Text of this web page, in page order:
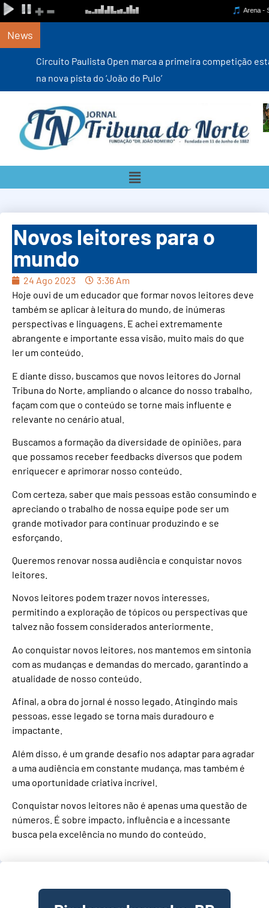
News
Circuito Paulista Open marca a primeira competição estadual
na nova pista do ‘João do Pulo’
Novos leitores para o
mundo
24 Ago 2023
3:36 Am
Hoje ouvi de um educador que formar novos leitores deve
também se aplicar à leitura do mundo, de inúmeras
perspectivas e linguagens. E achei extremamente
abrangente e importante essa visão, muito mais do que
ler um conteúdo.
E diante disso, buscamos que novos leitores do Jornal
Tribuna do Norte, ampliando o alcance do nosso trabalho,
façam com que o conteúdo se torne mais influente e
relevante no cenário atual.
Buscamos a formação da diversidade de opiniões, para
que possamos receber feedbacks diversos que podem
enriquecer e aprimorar nosso conteúdo.
Com certeza, saber que mais pessoas estão consumindo e
apreciando o trabalho de nossa equipe pode ser um
grande motivador para continuar produzindo e se
esforçando.
Queremos renovar nossa audiência e conquistar novos
leitores.
Novos leitores podem trazer novos interesses,
permitindo a exploração de tópicos ou perspectivas que
talvez não fossem considerados anteriormente.
Ao conquistar novos leitores, nos mantemos em sintonia
com as mudanças e demandas do mercado, garantindo a
atualidade de nosso conteúdo.
Afinal, a obra do jornal é nosso legado. Atingindo mais
pessoas, esse legado se torna mais duradouro e
impactante.
Além disso, é um grande desafio nos adaptar para agradar
a uma audiência em constante mudança, mas também é
uma oportunidade criativa incrível.
Conquistar novos leitores não é apenas uma questão de
números. É sobre impacto, influência e a incessante
busca pela excelência no mundo do conteúdo.